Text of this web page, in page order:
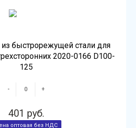
быстрорежущей стали для
2020-0166 D100-
125
- +
401 руб.